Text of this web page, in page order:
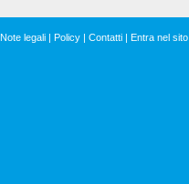
Note legali | Policy | Contatti | Entra nel sito